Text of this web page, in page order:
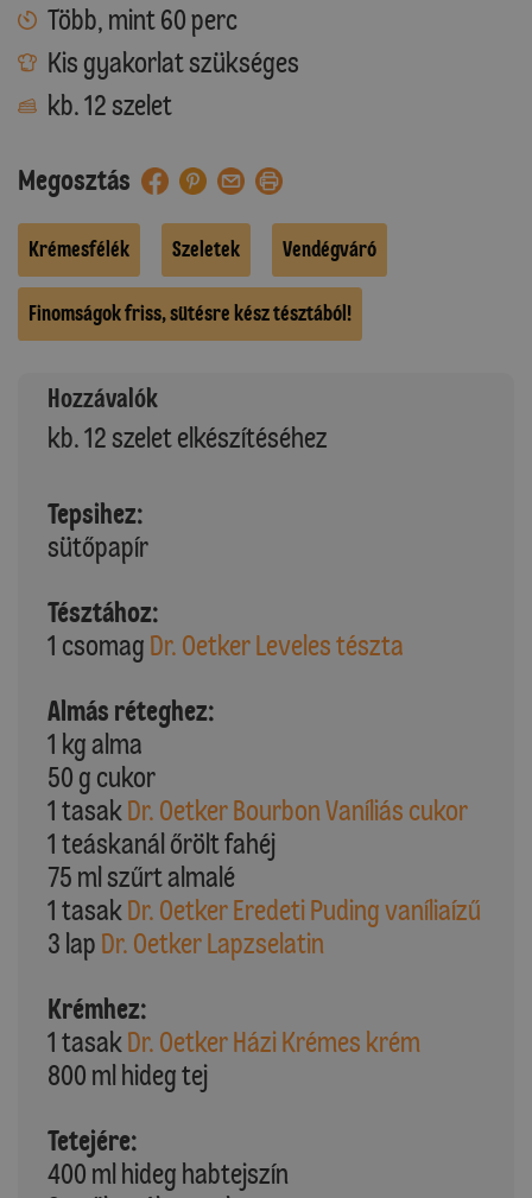
Több, mint 60 perc
Kis gyakorlat szükséges
kb. 12 szelet
Megosztás
Krémesfélék Szeletek Vendégváró
Finomságok friss, sütésre kész tésztából!
Hozzávalók
kb. 12 szelet elkészítéséhez
Tepsihez:
sütőpapír
Tésztához:
1 csomag Dr. Oetker Leveles tészta
Almás réteghez:
1 kg alma
50 g cukor
1 tasak Dr. Oetker Bourbon Vaníliás cukor
1 teáskanál őrölt fahéj
75 ml szűrt almalé
1 tasak Dr. Oetker Eredeti Puding vaníliaízű
3 lap Dr. Oetker Lapzselatin
Krémhez:
1 tasak Dr. Oetker Házi Krémes krém
800 ml hideg tej
Tetejére:
400 ml hideg habtejszín